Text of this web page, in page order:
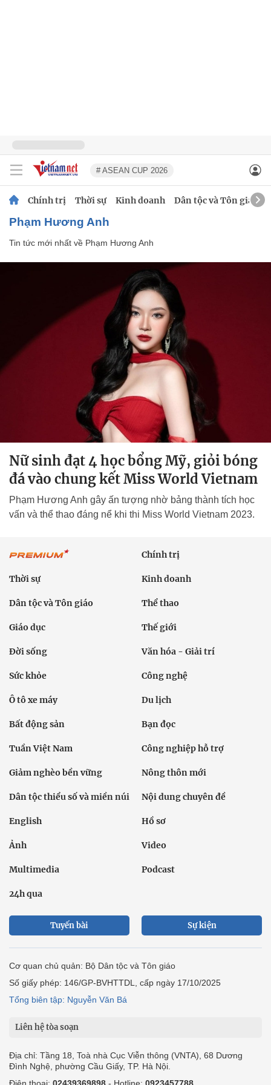
# ASEAN CUP 2026
Chính trị Thời sự Kinh doanh Dân tộc và Tôn giáo
Phạm Hương Anh
Tin tức mới nhất về Phạm Hương Anh
Nữ sinh đạt 4 học bổng Mỹ, giỏi bóng
đá vào chung kết Miss World Vietnam
Phạm Hương Anh gây ấn tượng nhờ bảng thành tích học
vấn và thể thao đáng nể khi thi Miss World Vietnam 2023.
Chính trị
Thời sự Kinh doanh
Dân tộc và Tôn giáo Thể thao
Giáo dục Thế giới
Đời sống Văn hóa - Giải trí
Sức khỏe Công nghệ
Ô tô xe máy Du lịch
Bất động sản Bạn đọc
Tuần Việt Nam Công nghiệp hỗ trợ
Giảm nghèo bền vững Nông thôn mới
Dân tộc thiểu số và miền núi Nội dung chuyên đề
English Hồ sơ
Ảnh Video
Multimedia Podcast
24h qua
Tuyến bài Sự kiện
Cơ quan chủ quản: Bộ Dân tộc và Tôn giáo
Số giấy phép: 146/GP-BVHTTDL, cấp ngày 17/10/2025
Tổng biên tập: Nguyễn Văn Bá
Liên hệ tòa soạn
Địa chỉ: Tầng 18, Toà nhà Cục Viễn thông (VNTA), 68 Dương
Đình Nghệ, phường Cầu Giấy, TP. Hà Nội.